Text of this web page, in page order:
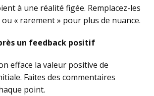
à une réalité figée. Remplacez-les
« rarement » pour plus de nuance.
un feedback positif
efface la valeur positive de
Faites des commentaires
point.